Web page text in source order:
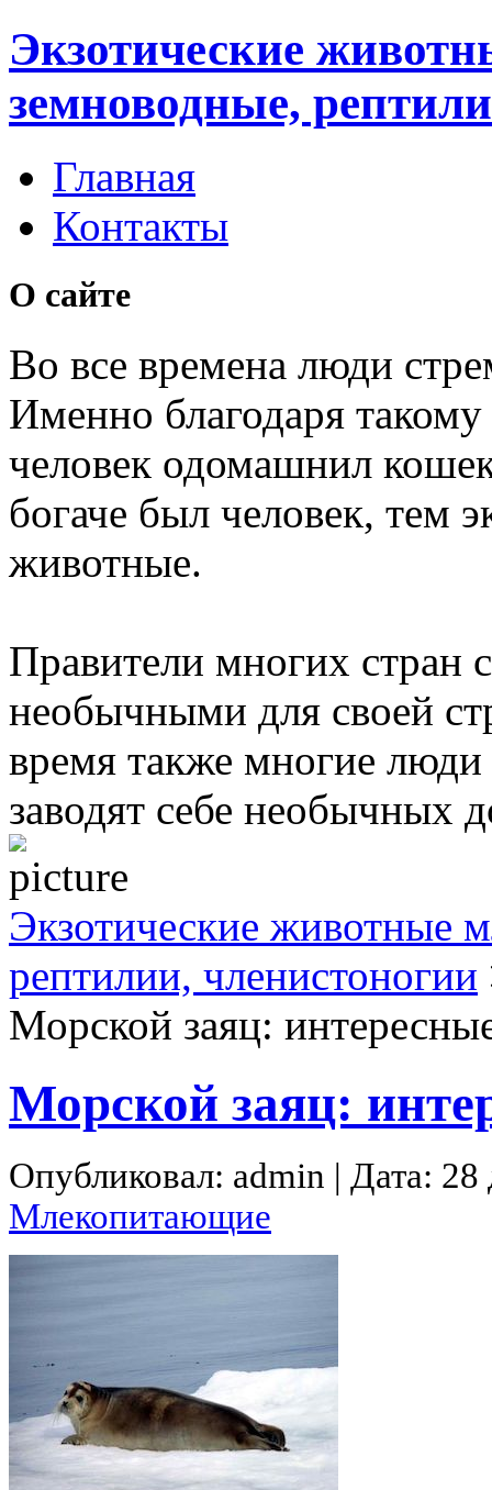
Экзотические
земноводные,
Главная
Контакты
О сайте
Во все времена люди
Именно благодаря
человек одомашнил
богаче был человек, тем
животные.
Правители многих стран
необычными для своей
время также многие люди
заводят себе
Экзотические животные
рептилии, членистоногии
Морской заяц:
Морской заяц:
Опубликовал: admin | Дата:
Млекопитающие